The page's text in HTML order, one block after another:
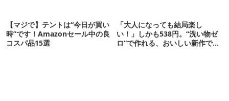
【マジで】テントは“今日が買い
時”です！Amazonセール中の良
コスパ品15選
「大人になっても結局楽し
い！」しかも538円。“洗い物ゼ
ロ”で作れる、おいしい新作です